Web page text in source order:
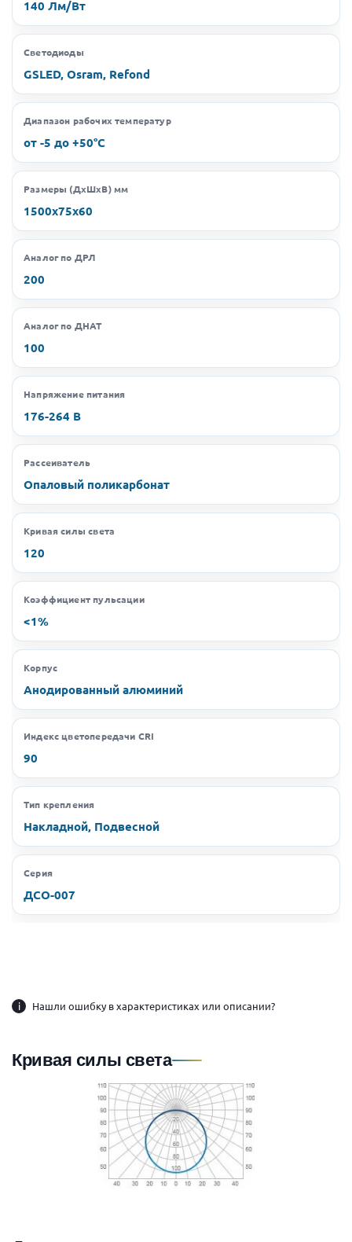
140 Лм/Вт
Светодиоды
GSLED, Osram, Refond
Диапазон рабочих температур
от -5 до +50°C
Размеры (ДхШхВ) мм
1500х75х60
Аналог по ДРЛ
200
Аналог по ДНАТ
100
Напряжение питания
176-264 В
Рассеиватель
Опаловый поликарбонат
Кривая силы света
120
Коэффициент пульсации
<1%
Корпус
Анодированный алюминий
Индекс цветопередачи CRI
90
Тип крепления
Накладной, Подвесной
Серия
ДСО-007
i Нашли ошибку в характеристиках или описании?
Кривая силы света